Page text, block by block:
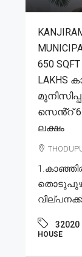
650 SQFT
LAKHS
സെൻ്റ്
ലക്ഷം
തൊടുപുഴ
32020
HOUSE